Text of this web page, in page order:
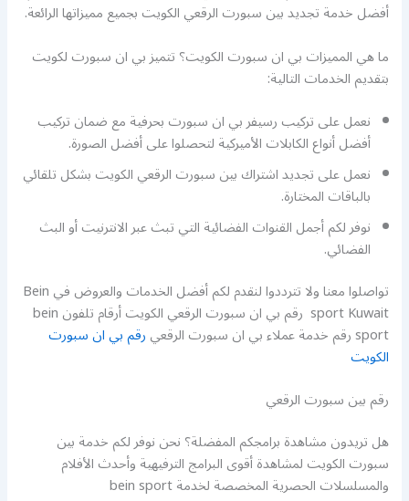
أفضل خدمة تجديد بين سبورت الرقعي الكويت بجميع مميزاتها الرائعة.
ما هي المميزات بي ان سبورت الكويت؟ تتميز بي ان سبورت لكويت
بتقديم الخدمات التالية:
نعمل على تركيب رسيفر بي ان سبورت بحرفية مع ضمان تركيب
أفضل أنواع الكابلات الأميركية لتحصلوا على أفضل الصورة.
نعمل على تجديد اشتراك بين سبورت الرقعي الكويت بشكل تلقائي
بالباقات المختارة.
نوفر لكم أجمل القنوات الفضائية التي تبث عبر الانترنيت أو البث
الفضائي.
تواصلوا معنا ولا تترددوا لنقدم لكم أفضل الخدمات والعروض في Bein
sport Kuwait رقم بي ان سبورت الرقعي الكويت أرقام تلفون bein
sport رقم خدمة عملاء بي ان سبورت الرقعي رقم بي ان سبورت
الكويت
رقم بين سبورت الرقعي
هل تريدون مشاهدة برامجكم المفضلة؟ نحن نوفر لكم خدمة بين
سبورت الكويت لمشاهدة أقوى البرامج الترفيهية وأحدث الأفلام
والمسلسلات الحصرية المخصصة لخدمة bein sport